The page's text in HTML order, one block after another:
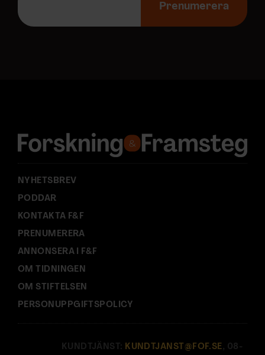
p
s
:
Prenumerera
NYHETSBREV
PODDAR
KONTAKTA F&F
PRENUMERERA
ANNONSERA I F&F
OM TIDNINGEN
OM STIFTELSEN
PERSONUPPGIFTSPOLICY
KUNDTJÄNST: KUNDTJANST@FOF.SE , 08-